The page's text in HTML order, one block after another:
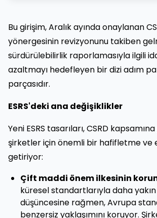
Bu girişim, Aralık ayında onaylanan
yönergesinin revizyonunu takiben
sürdürülebilirlik raporlamasıyla ilgili
azaltmayı hedefleyen bir dizi adım
parçasıdır.
ESRS'deki ana değişiklikler
Yeni ESRS tasarıları, CSRD
şirketler için önemli bir hafifletme ve
getiriyor:
Çift maddi önem ilkesinin
küresel standartlarıyla daha
düşüncesine rağmen, Avrupa
benzersiz yaklaşımını koruyor.